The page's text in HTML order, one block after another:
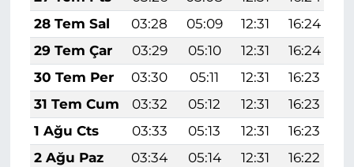
28 Tem Sal
03:28 05:09 12:31 16:24
29 Tem Çar
03:29 05:10 12:31 16:24
30 Tem Per
03:30 05:11 12:31 16:23
31 Tem Cum
03:32 05:12 12:31 16:23
1 Ağu Cts
03:33 05:13 12:31 16:23
2 Ağu Paz
03:34 05:14 12:31 16:22